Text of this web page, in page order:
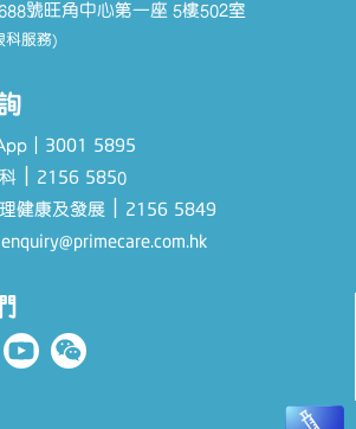
號旺角中心第一座 5樓502室
科服務)
｜ 3001 5895
2156 5850
健康及發展
2156 5849
enquiry@primecare.com.hk